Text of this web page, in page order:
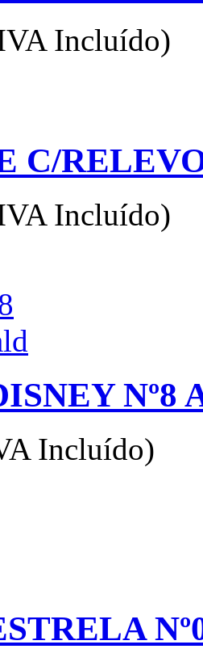
Incluído)
C/
Incluído)
Nº8
Incluído)